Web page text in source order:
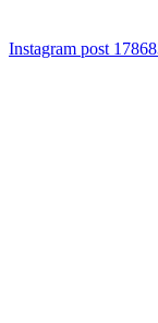
Instagram post